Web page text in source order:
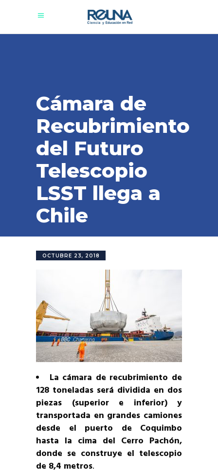
Cámara de
Recubrimiento
del Futuro
Telescopio
LSST llega a
Chile
OCTUBRE 23, 2018
La cámara de recubrimiento de
128 toneladas será dividida en dos
piezas (superior e inferior) y
transportada en grandes camiones
desde el puerto de Coquimbo
hasta la cima del Cerro Pachón,
donde se construye el telescopio
de 8,4 metros.